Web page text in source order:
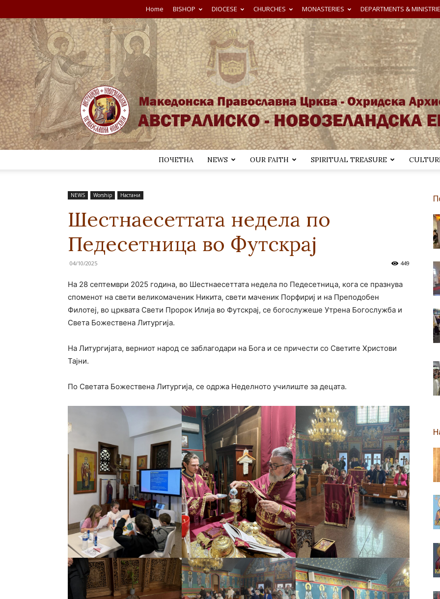
Home BISHOP DIOCESE CHURCHES MONASTERIES DEPARTMENTS &
Епархија
ПОЧЕТНА NEWS OUR FAITH SPIRITUAL TREASURE
NEWS Worship Настани
Шестнаесеттата недела по
Педесетница во Футскрај
04/10/2025 449
На 28 септември 2025 година, во Шестнаесеттата недела по Педесетница, кога се празнува
споменот на свети великомаченик Никита, свети маченик Порфириј и на Преподобен
Филотеј, во црквата Свети Пророк Илија во Футскрај, се богослужеше Утрена Богослужба и
Света Божествена Литургија.
На Литургијата, верниот народ се заблагодари на Бога и се причести со Светите Христови
Тајни.
По Светата Божествена Литургија, се одржа Неделното училиште за децата.